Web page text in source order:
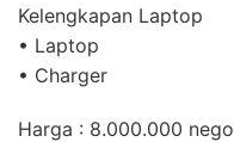
Kelengkapan Laptop
• Laptop
• Charger
Harga : 8.000.000 nego